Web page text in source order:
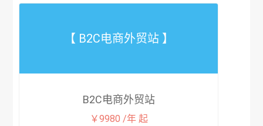
【 B2C电商外贸站 】
B2C电商外贸站
￥9980 /年 起